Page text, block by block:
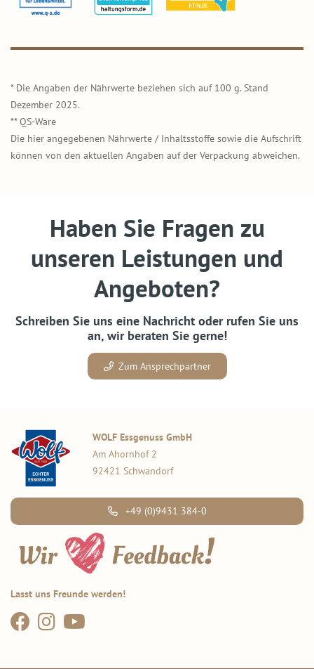
* Die Angaben der Nährwerte beziehen sich auf 100 g. Stand
Dezember 2025.
** QS-Ware
Die hier angegebenen Nährwerte / Inhaltsstoffe sowie die Aufschrift
können von den aktuellen Angaben auf der Verpackung abweichen.
Haben Sie Fragen zu
unseren Leistungen und
Angeboten?
Schreiben Sie uns eine Nachricht oder rufen Sie uns
an, wir beraten Sie gerne!
Zum Ansprechpartner
WOLF Essgenuss GmbH
Am Ahornhof 2
92421 Schwandorf
+49 (0)9431 384-0
Lasst uns Freunde werden!